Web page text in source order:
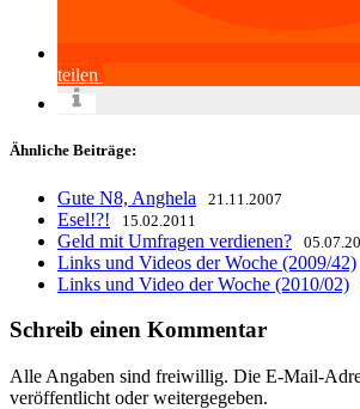
teilen
Ähnliche Beiträge:
Gute N8, Anghela 21.11.2007
Esel!?! 15.02.2011
Geld mit Umfragen verdienen?
Links und Videos der Woche (2009/42)
Links und Video der Woche (2010/02)
Schreib einen Kommentar
Alle Angaben sind freiwillig. Die E-Mail-
veröffentlicht oder weitergegeben.